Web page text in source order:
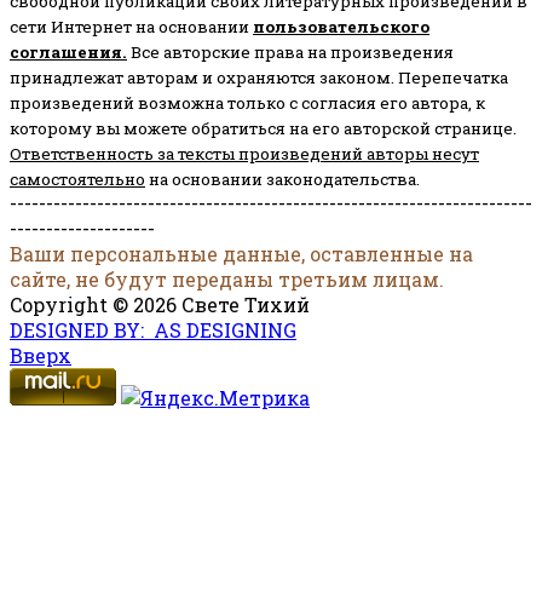
сети Интернет на основании пользовательского
соглашения. Все авторские права на произведения
принадлежат авторам и охраняются законом. Перепечатка
произведений возможна только с согласия его автора, к
которому вы можете обратиться на его авторской странице.
Ответственность за тексты произведений авторы несут
самостоятельно на основании законодательства.
------------------------------------------------------------------------
--------------------
Ваши персональные данные, оставленные на
сайте, не будут переданы третьим лицам.
Copyright © 2026 Свете Тихий
DESIGNED BY: AS DESIGNING
Вверх